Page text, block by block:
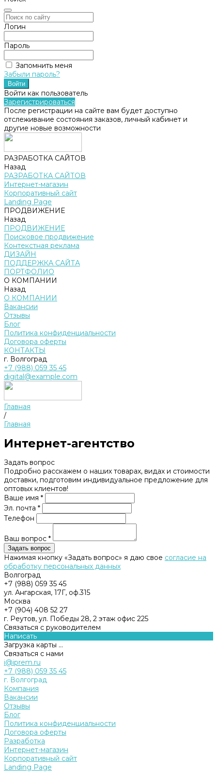
Логин
Пароль
Запомнить меня
Забыли пароль?
Войти как пользователь
Зарегистрироваться
После регистрации на сайте вам будет доступно
отслеживание состояния заказов, личный кабинет и
другие новые возможности
РАЗРАБОТКА САЙТОВ
Назад
РАЗРАБОТКА САЙТОВ
Интернет-магазин
Корпоративный сайт
Landing Page
ПРОДВИЖЕНИЕ
Назад
ПРОДВИЖЕНИЕ
Поисковое продвижение
Контекстная реклама
ДИЗАЙН
ПОДДЕРЖКА САЙТА
ПОРТФОЛИО
О КОМПАНИИ
Назад
О КОМПАНИИ
Вакансии
Отзывы
Блог
Политика конфиденциальности
Договора оферты
КОНТАКТЫ
г. Волгоград
+7 (988) 059 35 45
digital@example.com
Главная
/
Главная
Интернет-агентство
Задать вопрос
Подробно расскажем о наших товарах, видах и стоимости
доставки, подготовим индивидуальное предложение для
оптовых клиентов!
Ваше имя *
Эл. почта *
Телефон
Ваш вопрос *
Нажимая кнопку «Задать вопрос» я даю свое согласие на
обработку персональных данных
Волгоград
+7 (988) 059 35 45
ул. Ангарская, 17Г, оф.315
Москва
+7 (904) 408 52 27
г. Реутов, ул. Победы 28, 2 этаж офис 225
Связаться с руководителем
Написать
Загрузка карты ...
Связаться с нами
i@iprem.ru
+7 (988) 059 35 45
г. Волгоград
Компания
Вакансии
Отзывы
Блог
Политика конфиденциальности
Договора оферты
Разработка
Интернет-магазин
Корпоративный сайт
Landing Page